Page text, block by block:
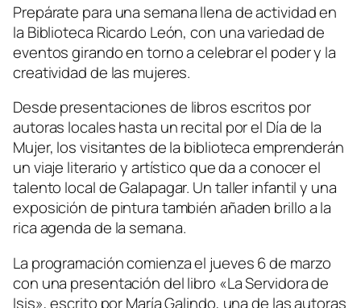
Prepárate para una semana llena de actividad en
la Biblioteca Ricardo León, con una variedad de
eventos girando en torno a celebrar el poder y la
creatividad de las mujeres.
Desde presentaciones de libros escritos por
autoras locales hasta un recital por el Día de la
Mujer, los visitantes de la biblioteca emprenderán
un viaje literario y artístico que da a conocer el
talento local de Galapagar. Un taller infantil y una
exposición de pintura también añaden brillo a la
rica agenda de la semana.
La programación comienza el jueves 6 de marzo
con una presentación del libro «La Servidora de
Isis», escrito por María Galindo, una de las autoras